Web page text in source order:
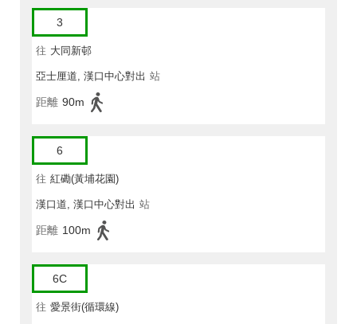
3
往 大同新邨
亞士厘道, 漢口中心對出 站
距離 90m
6
往 紅磡(黃埔花園)
漢口道, 漢口中心對出 站
距離 100m
6C
往 愛景街(循環線)